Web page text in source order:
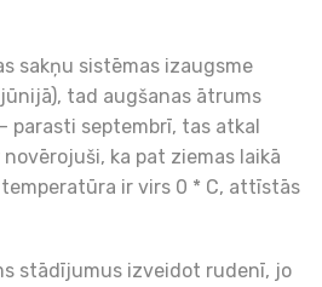
sakņu sistēmas izaugsme
tad augšanas ātrums
parasti septembrī, tas atkal
ka pat ziemas laikā
temperatūra ir virs 0 * C, attīstās
stādījumus izveidot rudenī, jo